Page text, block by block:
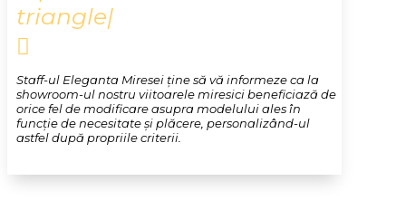
triangle|

Staff-ul Eleganta Miresei ține să vă informeze ca la
showroom-ul nostru viitoarele miresici beneficiază de
orice fel de modificare asupra modelului ales în
funcție de necesitate și plăcere, personalizând-ul
astfel după propriile criterii.